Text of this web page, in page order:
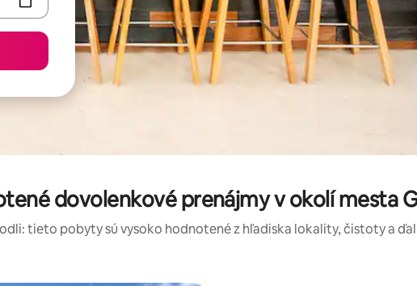
dovolenkové prenájmy v okolí mesta
tieto pobyty sú vysoko hodnotené z hľadiska lokality, čistoty a